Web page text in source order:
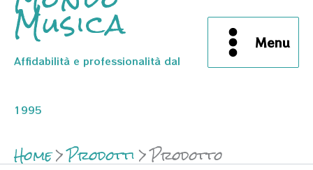
Musica
Affidabilità e professionalità dal
1995
Menu
Home Prodotti Prodotto